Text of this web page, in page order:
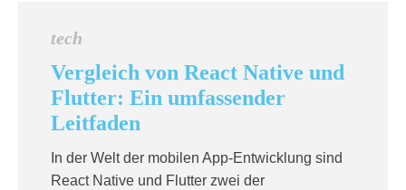
tech
Vergleich von React Native und
Flutter: Ein umfassender
Leitfaden
In der Welt der mobilen App-Entwicklung sind
React Native und Flutter zwei der